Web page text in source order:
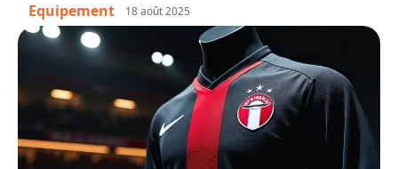
Equipement 18 août 2025